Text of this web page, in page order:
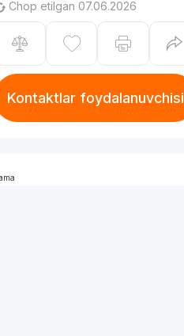
Chop etilgan 07.06.2026
Kontaktlar foydalanuvchisi